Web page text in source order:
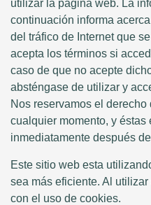
utilizar la página web. La
continuación informa
del tráfico de Internet que
acepta los términos si
caso de que no acepte
absténgase de utilizar y
Nos reservamos el
cualquier momento, y éstas
inmediatamente después
Este sitio web esta
sea más eficiente. Al
con el uso de cookies.